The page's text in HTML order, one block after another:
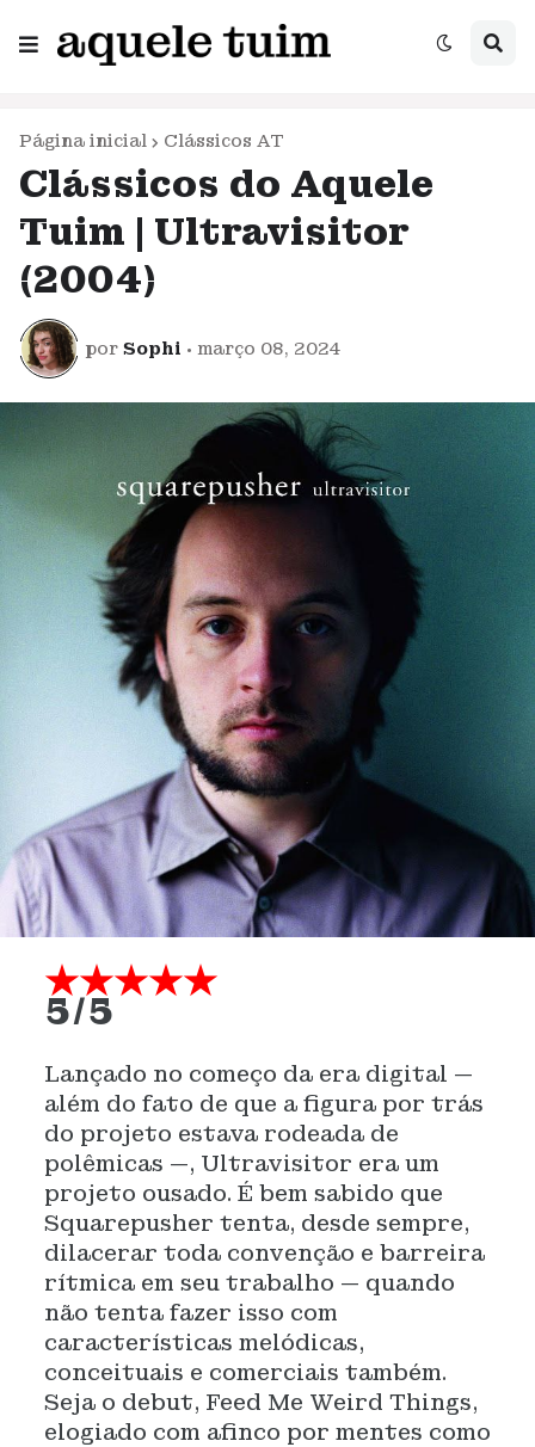
Página inicial Clássicos AT
Clássicos do Aquele
Tuim | Ultravisitor
(2004)
por Sophi • março 08, 2024
★★★★★
5/5
Lançado no começo da era digital —
além do fato de que a figura por trás
do projeto estava rodeada de
polêmicas —, Ultravisitor era um
projeto ousado. É bem sabido que
Squarepusher tenta, desde sempre,
dilacerar toda convenção e barreira
rítmica em seu trabalho — quando
não tenta fazer isso com
características melódicas,
conceituais e comerciais também.
Seja o debut, Feed Me Weird Things,
elogiado com afinco por mentes como